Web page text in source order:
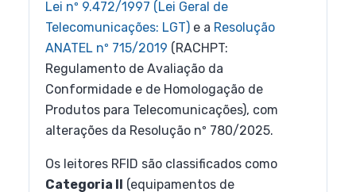
Lei nº 9.472/1997 (Lei Geral de
Telecomunicações: LGT) e a Resolução
ANATEL nº 715/2019 (RACHPT:
Regulamento de Avaliação da
Conformidade e de Homologação de
Produtos para Telecomunicações), com
alterações da Resolução nº 780/2025.
Os leitores RFID são classificados como
Categoria II
(equipamentos de